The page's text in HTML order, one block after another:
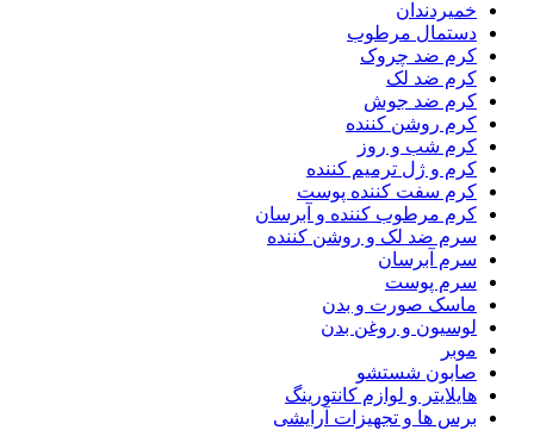
خمیردندان
دستمال مرطوب
کرم ضد چروک
کرم ضد لک
کرم ضد جوش
کرم روشن کننده
کرم شب و روز
کرم و ژل ترمیم کننده
کرم سفت کننده پوست
کرم مرطوب کننده و آبرسان
سرم ضد لک و روشن کننده
سرم آبرسان
سرم پوست
ماسک صورت و بدن
لوسیون و روغن بدن
موبر
صابون شستشو
هایلایتر و لوازم کانتورینگ
برس ها و تجهیزات آرایشی